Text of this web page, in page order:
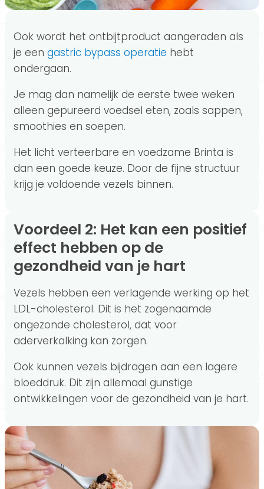
Ook wordt het ontbijtproduct aangeraden als
je een gastric bypass operatie hebt
ondergaan.
Je mag dan namelijk de eerste twee weken
alleen gepureerd voedsel eten, zoals sappen,
smoothies en soepen.
Het licht verteerbare en voedzame Brinta is
dan een goede keuze. Door de fijne structuur
krijg je voldoende vezels binnen.
Voordeel 2: Het kan een positief
effect hebben op de
gezondheid van je hart
Vezels hebben een verlagende werking op het
LDL-cholesterol. Dit is het zogenaamde
ongezonde cholesterol, dat voor
aderverkalking kan zorgen.
Ook kunnen vezels bijdragen aan een lagere
bloeddruk. Dit zijn allemaal gunstige
ontwikkelingen voor de gezondheid van je hart.